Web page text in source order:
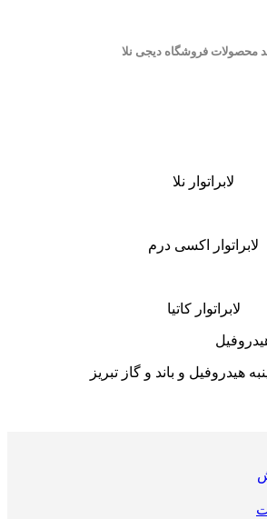
محصولات فروشگاهدیجی نلا
لابراتوار نلا
لابراتوار اکسی درم
لابراتوار کاتیا
هیدروفیل و باند و گاز تبریز